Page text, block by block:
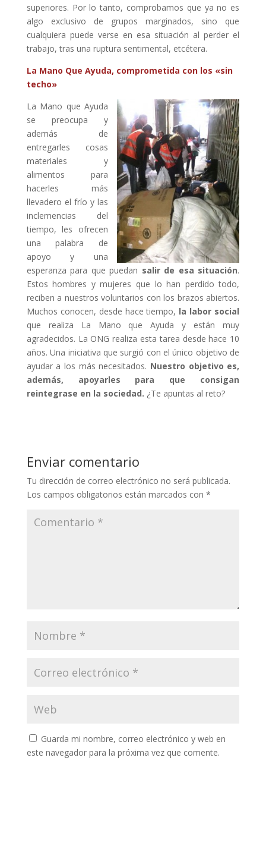
superiores. Por lo tanto, comprobamos que ya no es
algo exclusivo de grupos marginados, sino que
cualquiera puede verse en esa situación al perder el
trabajo, tras una ruptura sentimental, etcétera.
La Mano Que Ayuda, comprometida con los «sin
techo»
La Mano que Ayuda
se preocupa y
además de
entregarles cosas
materiales y
alimentos para
hacerles más
llevadero el frío y las
inclemencias del
tiempo, les ofrecen
una palabra de
apoyo y una
esperanza para que puedan salir de esa situación.
Estos hombres y mujeres que lo han perdido todo,
reciben a nuestros voluntarios con los brazos abiertos.
Muchos conocen, desde hace tiempo, la labor social
que realiza La Mano que Ayuda y están muy
agradecidos. La ONG realiza esta tarea desde hace 10
años. Una iniciativa que surgió con el único objetivo de
ayudar a los más necesitados. Nuestro objetivo es,
además, apoyarles para que consigan
reintegrase en la sociedad. ¿Te apuntas al reto?
Enviar comentario
Tu dirección de correo electrónico no será publicada.
Los campos obligatorios están marcados con *
Guarda mi nombre, correo electrónico y web en
este navegador para la próxima vez que comente.